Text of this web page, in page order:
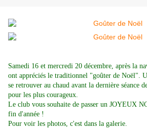
Samedi 16 et mercredi 20 décembre, après la
ont appréciés le traditionnel "goûter de Noël".
se retrouver au chaud avant la dernière séance
pour les plus courageux.
Le club vous souhaite de passer un JOYEUX
fin d'année !
Pour voir les photos, c'est dans la galerie.